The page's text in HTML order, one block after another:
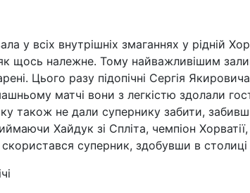
у всіх внутрішніх змаганнях у рідній
щось належне. Тому найважливішим
Цього разу підопічні Сергія
матчі вони з легкістю здолали
також не дали супернику забити, забивши
Хайдук зі Спліта, чемпіон
суперник, здобувши в столиці